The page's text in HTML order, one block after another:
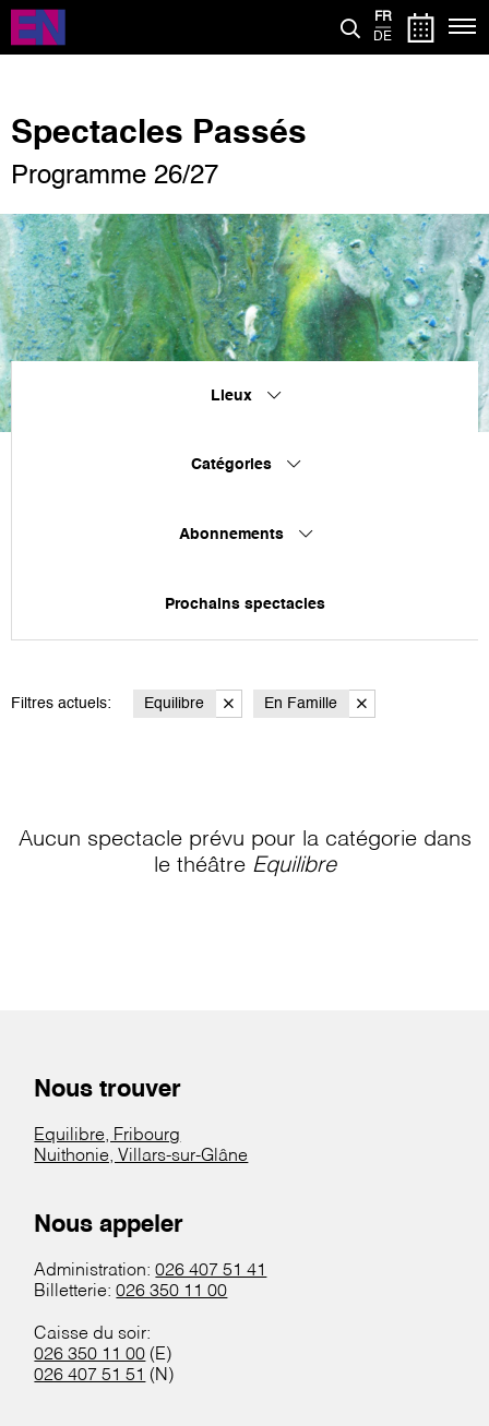
Aller
contenu
FR
DE
Spectacles Passés
Programme 26/27
Lieux
Catégories
Abonnements
Prochains spectacles
Filtres actuels: Equilibre En Famille
Aucun spectacle prévu pour la catégorie dans
le théâtre Equilibre
Nous trouver
Equilibre, Fribourg
Nuithonie, Villars-sur-Glâne
Nous appeler
Administration:026 407 51 41
Billetterie:026 350 11 00
Caisse du soir:
026 350 11 00 (E)
026 407 51 51 (N)